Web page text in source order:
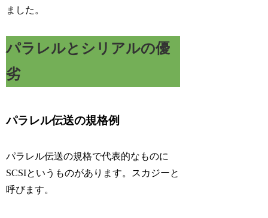
ました。
パラレルとシリアルの優
劣
パラレル伝送の規格例
パラレル伝送の規格で代表的なものに
SCSIというものがあります。スカジーと
呼びます。